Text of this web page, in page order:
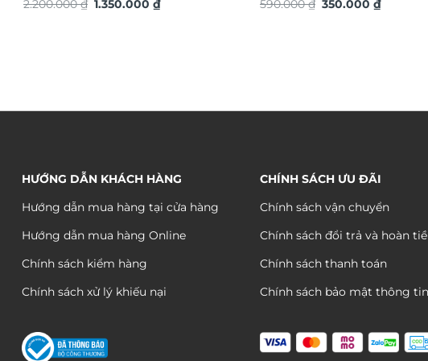
ứng dát vàng TG4912S
2.200.000₫ Giá
1.350.000₫Giá
ứng dát vàng TG4927S
590.000₫ Giá
350.000₫Giá
HƯỚNG DẪN KHÁCH HÀNG
Hướng dẫn mua hàng tại cửa hàng
Hướng dẫn mua hàng Online
Chính sách kiểm hàng
Chính sách xử lý khiếu nại
CHÍNH SÁCH ƯU ĐÃI
Chính sách vận chuyển
Chính sách đổi trả và hoàn
Chính sách thanh toán
Chính sách bảo mật thông tin